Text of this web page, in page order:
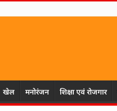
खेल मनोरंजन शिक्षा एवं रोजगार